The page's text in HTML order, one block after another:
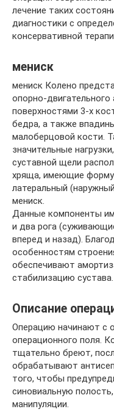
лечение таких
диагностики с
консервативной
мениск
мениск Колено
опорно-
поверхностями 3-х
бедра, а также
малоберцовой кости.
значительные
суставной щели
хряща, имеющие форму
латеральный
мениск.
Данные компоненты
и два рога
вперед и назад).
особенностям
обеспечивают
стабилизацию сустава.
Описание
Операцию начинают с
операционного поля.
тщательно бреют,
обрабатывают
того, чтобы
синовиальную
манипуляции.